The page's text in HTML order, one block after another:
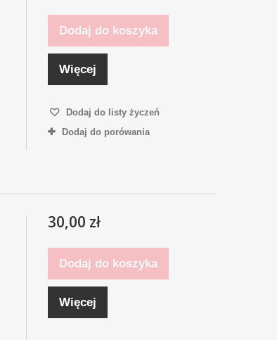
Dodaj do koszyka
Więcej
Dodaj do listy życzeń
Dodaj do porówania
30,00 zł
Dodaj do koszyka
Więcej